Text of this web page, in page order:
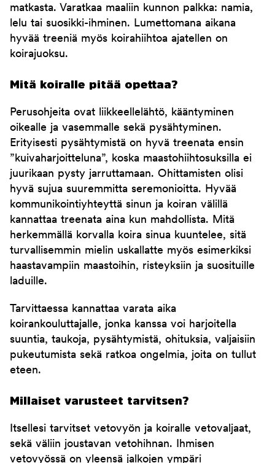
matkasta. Varatkaa maaliin kunnon palkka: namia,
lelu tai suosikki-ihminen. Lumettomana aikana
hyvää treeniä myös koirahiihtoa ajatellen on
koirajuoksu.
Mitä koiralle pitää opettaa?
Perusohjeita ovat liikkeellelähtö, kääntyminen
oikealle ja vasemmalle sekä pysähtyminen.
Erityisesti pysähtymistä on hyvä treenata ensin
”kuivaharjoitteluna”, koska maastohiihtosuksilla ei
juurikaan pysty jarruttamaan. Ohittamisten olisi
hyvä sujua suuremmitta seremonioitta. Hyvää
kommunikointiyhteyttä sinun ja koiran välillä
kannattaa treenata aina kun mahdollista. Mitä
herkemmällä korvalla koira sinua kuuntelee, sitä
turvallisemmin mielin uskallatte myös esimerkiksi
haastavampiin maastoihin, risteyksiin ja suosituille
laduille.
Tarvittaessa kannattaa varata aika
koirankouluttajalle, jonka kanssa voi harjoitella
suuntia, taukoja, pysähtymistä, ohituksia, valjaisiin
pukeutumista sekä ratkoa ongelmia, joita on tullut
eteen.
Millaiset varusteet tarvitsen?
Itsellesi tarvitset vetovyön ja koiralle vetovaljaat,
sekä väliin joustavan vetohihnan. Ihmisen
vetovyössä on yleensä jalkojen ympäri